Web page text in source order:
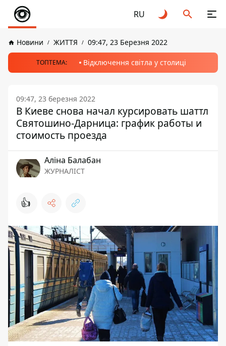
RU
Новини ЖИТТЯ 09:47, 23 Березня 2022
ТОПТЕМА: Відключення світла у столиці
09:47, 23 березня 2022
В Киеве снова начал курсировать шаттл
Святошино-Дарница: график работы и
стоимость проезда
Аліна Балабан
ЖУРНАЛІСТ
👍